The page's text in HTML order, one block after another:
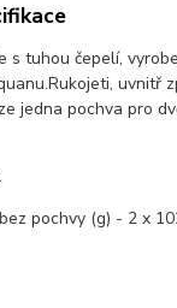
s tuhou čepelí,
Rukojeti, uvnitř
jedna pochva pro
pochvy (g) - 2 x